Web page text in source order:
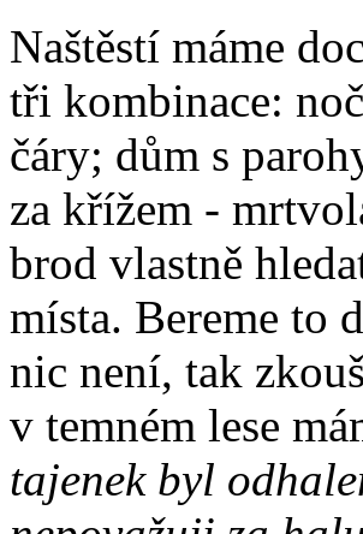
Naštěstí máme
tři kombinace:
čáry; dům s
za křížem -
brod vlastně
místa. Bereme to
nic není, tak
v temném lese
tajenek byl